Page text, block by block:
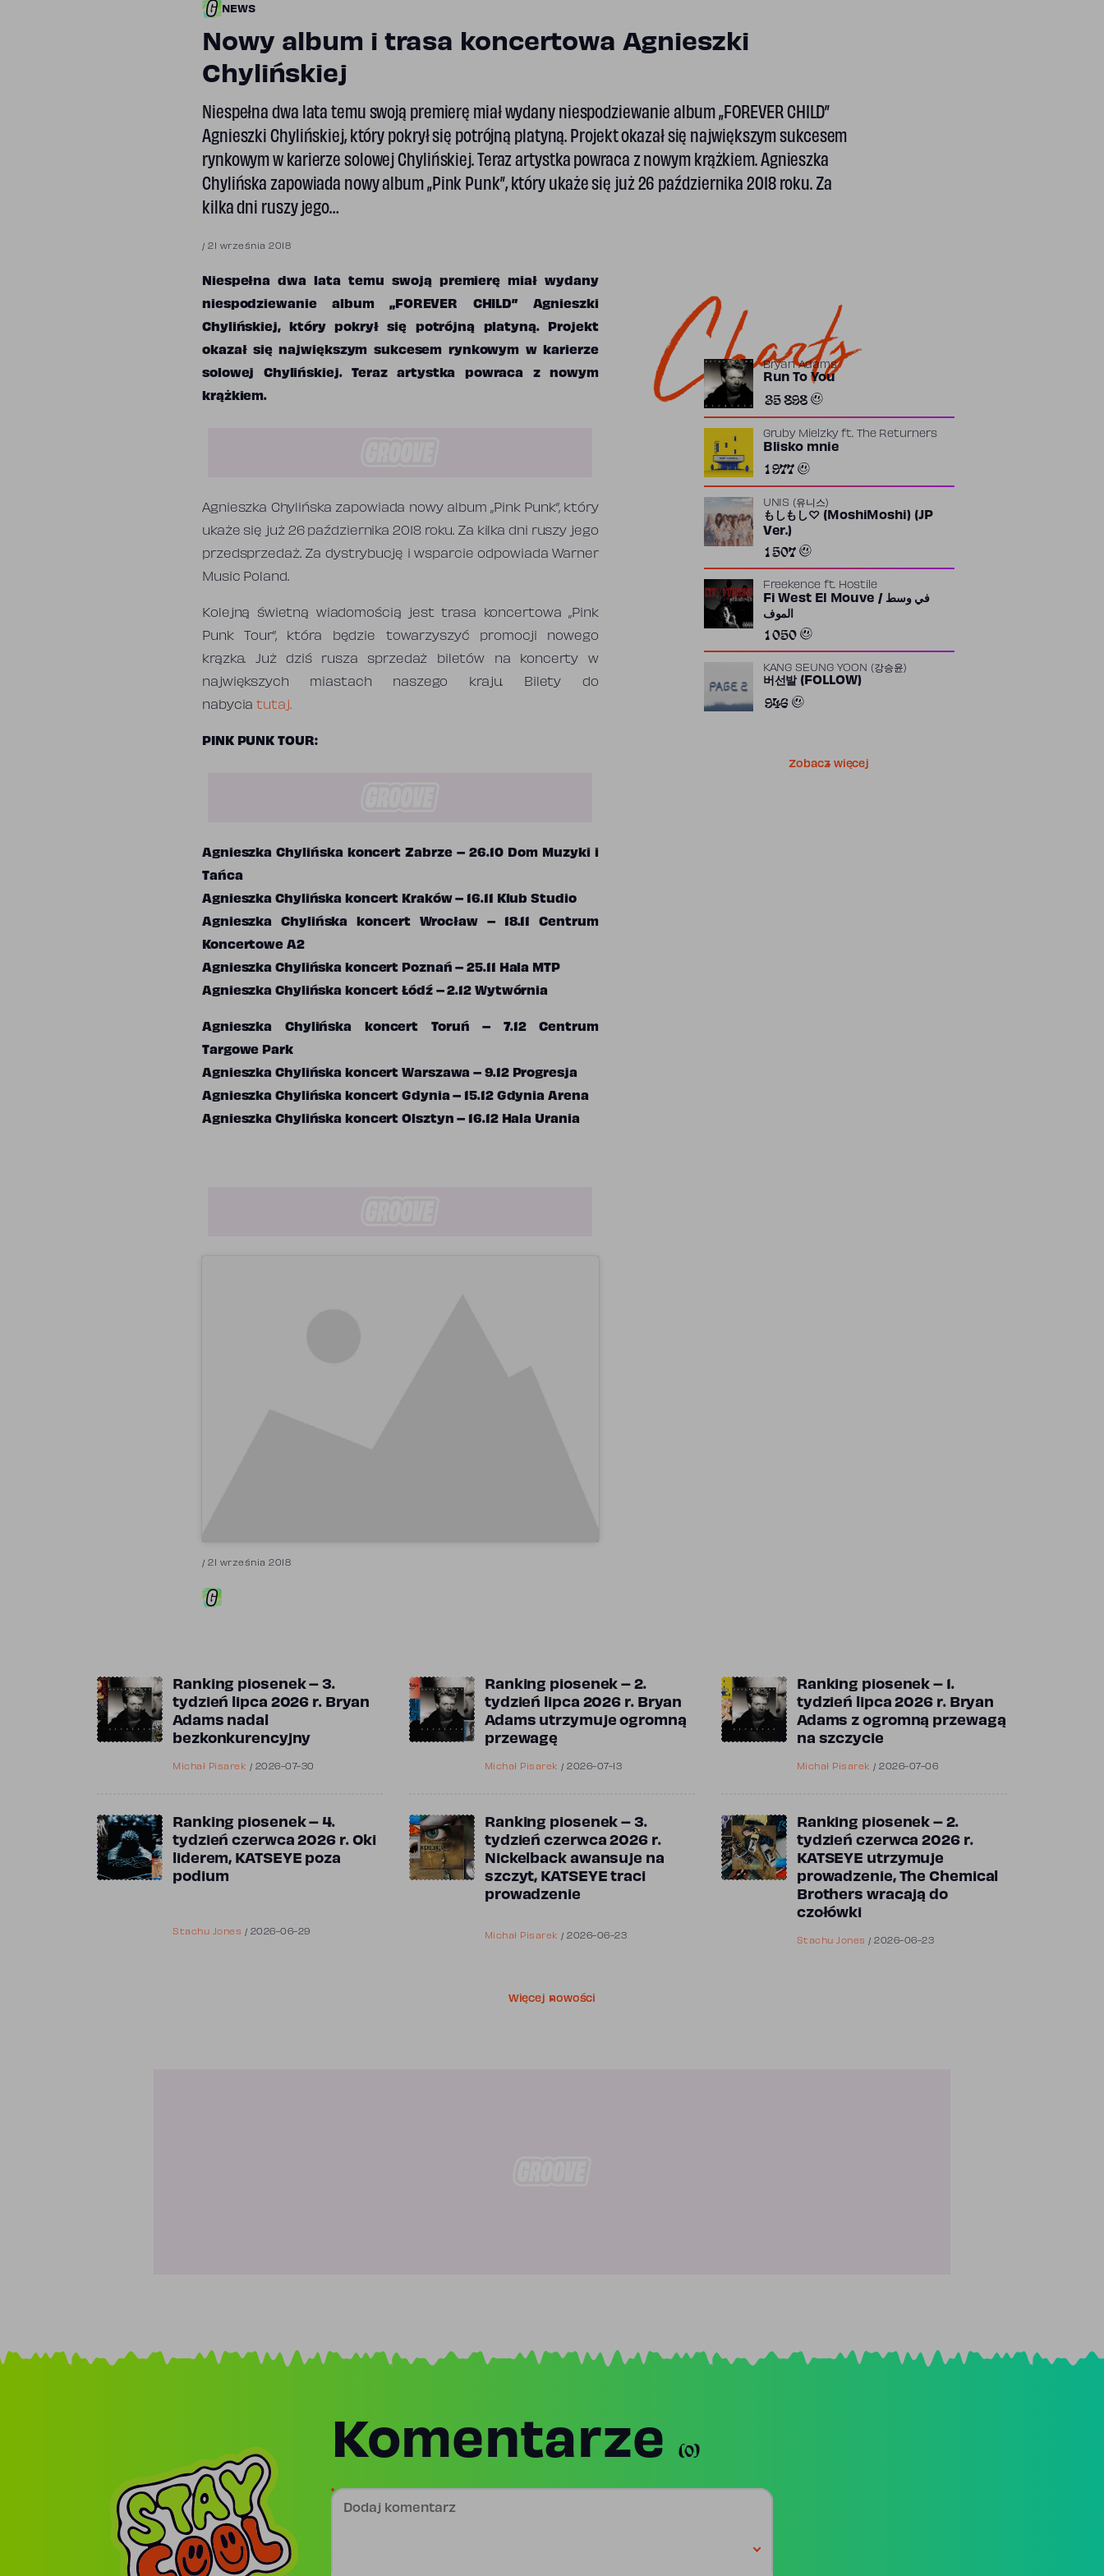
NEWS
Nowy album i trasa koncertowa Agnieszki
Chylińskiej
Niespełna dwa lata temu swoją premierę miał wydany niespodziewanie album „FOREVER CHILD”
Agnieszki Chylińskiej, który pokrył się potrójną platyną. Projekt okazał się największym sukcesem
rynkowym w karierze solowej Chylińskiej. Teraz artystka powraca z nowym krążkiem. Agnieszka
Chylińska zapowiada nowy album „Pink Punk”, który ukaże się już 26 października 2018 roku. Za
kilka dni ruszy jego…
/ 21 września 2018
Niespełna dwa lata temu swoją premierę miał wydany
niespodziewanie album „FOREVER CHILD” Agnieszki
Chylińskiej, który pokrył się potrójną platyną. Projekt
okazał się największym sukcesem rynkowym w karierze
solowej Chylińskiej. Teraz artystka powraca z nowym
krążkiem.
Agnieszka Chylińska zapowiada nowy album „Pink Punk”, który
ukaże się już 26 października 2018 roku. Za kilka dni ruszy jego
przedsprzedaż. Za dystrybucję i wsparcie odpowiada Warner
Music Poland.
Kolejną świetną wiadomością jest trasa koncertowa „Pink
Punk Tour”, która będzie towarzyszyć promocji nowego
krązka. Już dziś rusza sprzedaż biletów na koncerty w
największych miastach naszego kraju. Bilety do
nabyciatutaj.
PINK PUNK TOUR:
Agnieszka Chylińska koncert Zabrze – 26.10 Dom Muzyki i
Tańca
Agnieszka Chylińska koncert Kraków – 16.11 Klub Studio
Agnieszka Chylińska koncert Wrocław – 18.11 Centrum
Koncertowe A2
Agnieszka Chylińska koncert Poznań – 25.11 Hala MTP
Agnieszka Chylińska koncert Łódź – 2.12 Wytwórnia
Agnieszka Chylińska koncert Toruń – 7.12 Centrum
Targowe Park
Agnieszka Chylińska koncert Warszawa – 9.12 Progresja
Agnieszka Chylińska koncert Gdynia – 15.12 Gdynia Arena
Agnieszka Chylińska koncert Olsztyn – 16.12 Hala Urania
/ 21 września 2018
Charts
Bryan Adams
Run To You
35 898
Gruby Mielzkyft. The Returners
Blisko mnie
1 977
UNIS (유니스)
もしもし♡ (MoshiMoshi) (JP
Ver.)
1 507
Freekenceft. Hostile
Fi West El Mouve / في وسط
الموف
1 050
KANG SEUNG YOON (강승윤)
버선발 (FOLLOW)
946
Zobacz więcej
Ranking piosenek – 3.
tydzień lipca 2026 r. Bryan
Adams nadal
bezkonkurencyjny
Michał Pisarek / 2026-07-30
Ranking piosenek – 2.
tydzień lipca 2026 r. Bryan
Adams utrzymuje ogromną
przewagę
Michał Pisarek /2026-07-13
Ranking piosenek – 1.
tydzień lipca 2026 r. Bryan
Adams z ogromną przewagą
na szczycie
Michał Pisarek /2026-07-06
Ranking piosenek – 4.
tydzień czerwca 2026 r. Oki
liderem, KATSEYE poza
podium
Stachu Jones / 2026-06-29
Ranking piosenek – 3.
tydzień czerwca 2026 r.
Nickelback awansuje na
szczyt, KATSEYE traci
prowadzenie
Michał Pisarek /2026-06-23
Ranking piosenek – 2.
tydzień czerwca 2026 r.
KATSEYE utrzymuje
prowadzenie, The Chemical
Brothers wracają do
czołówki
Stachu Jones /2026-06-23
Więcej nowości
Komentarze (0)
Dodaj komentarz